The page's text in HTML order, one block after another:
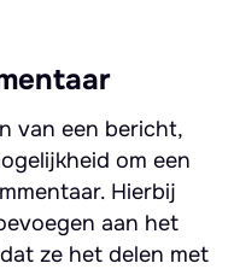
van een bericht,
om een
Hierbij
aan het
ze het delen met